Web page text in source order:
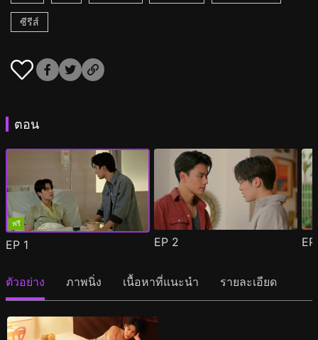
ซีรีส์
ตอน
ฟรี
EP 1 EP 2
ตัวอย่าง ภาพนิ่ง เนื้อหาที่แนะนำ รายละเอียด